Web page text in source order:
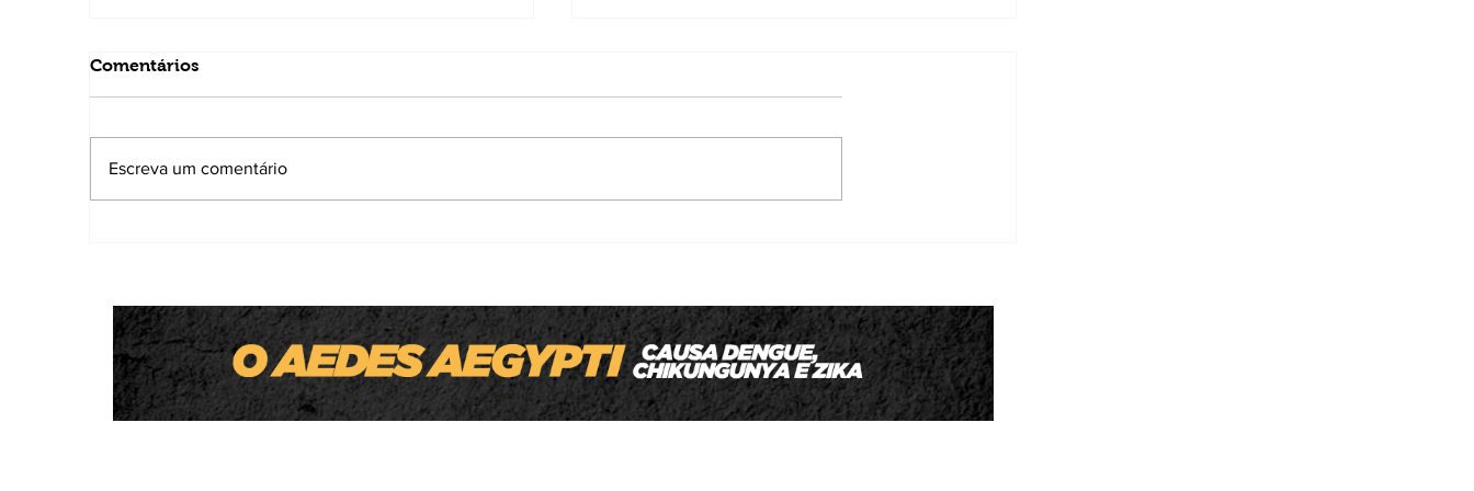
Thiago Silva é confirmado candidato a
deputado estadual e destaca trabalho
municipalista nas áreas da educação e
do social
Homem é executado a tiros enquanto
levava o filho para a escola em MT
Comentários
Escreva um comentário